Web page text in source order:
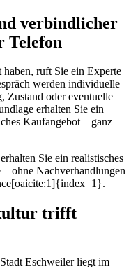
verbindlicher
Telefon
haben, ruft Sie ein Experte
werden individuelle
Zustand oder eventuelle
erhalten Sie ein
Kaufangebot – ganz
Sie ein realistisches
ohne Nachverhandlungen
trifft
Eschweiler liegt im